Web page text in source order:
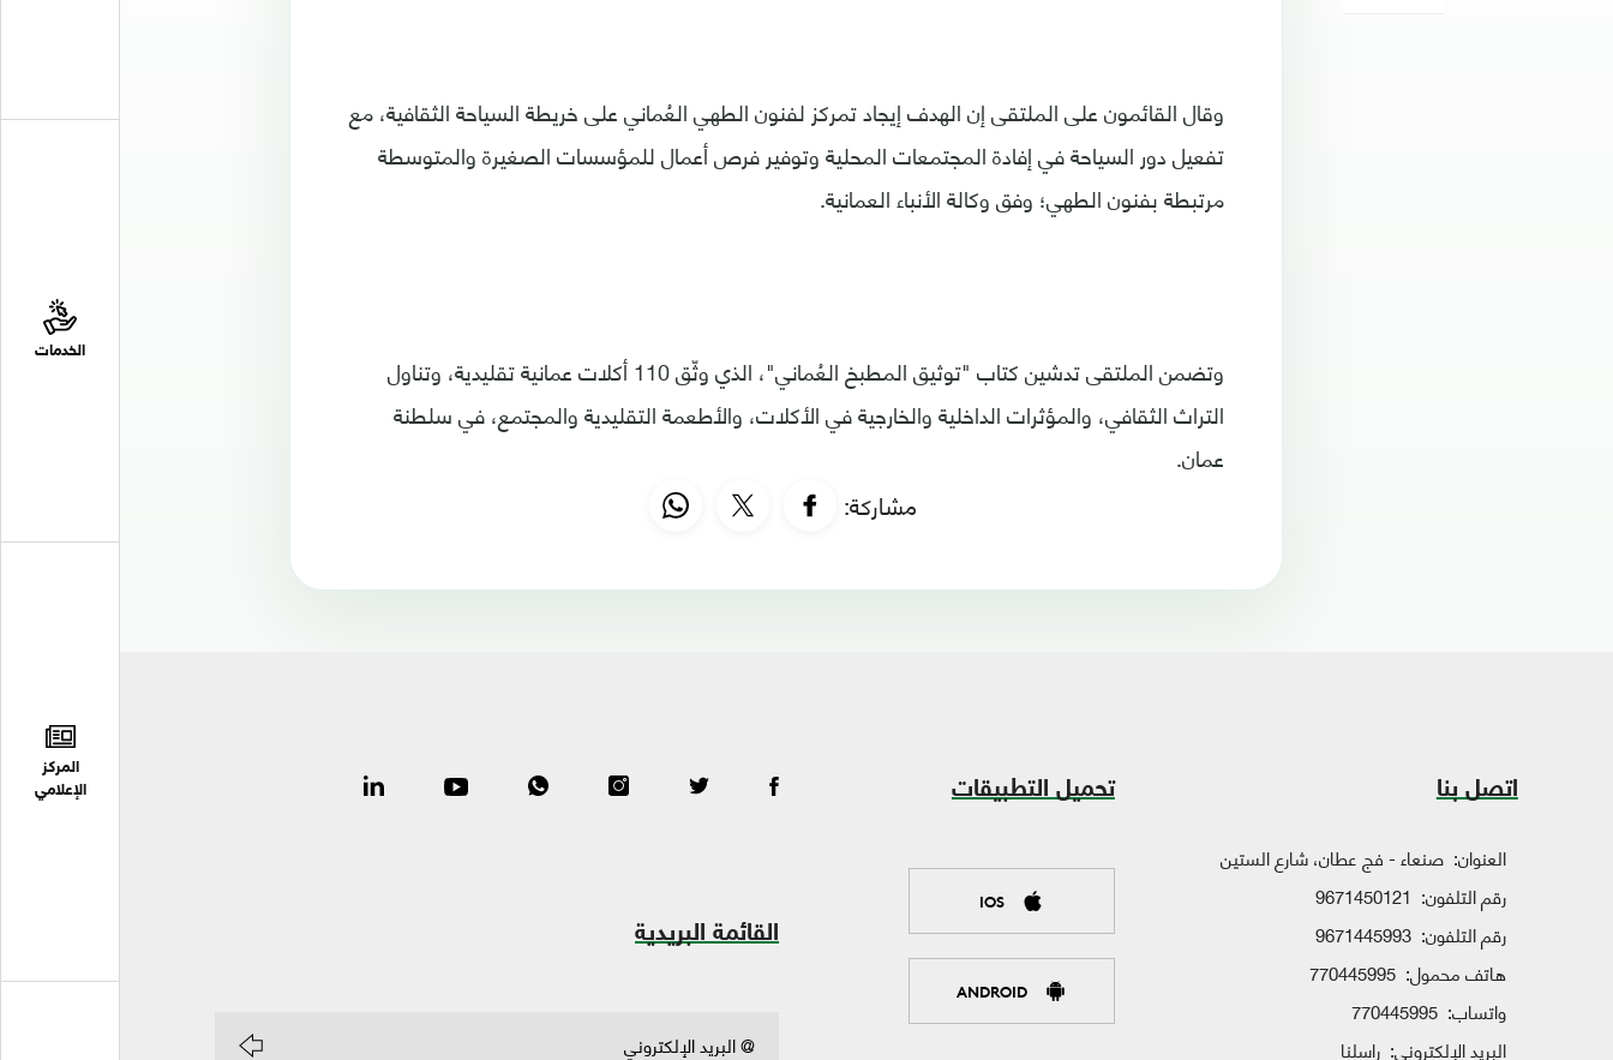
الخدمات
المركز
الإعلامي
وقال القائمون على الملتقى إن الهدف إيجاد تمركز لفنون الطهي العُماني على خريطة السياحة الثقافية، مع
تفعيل دور السياحة في إفادة المجتمعات المحلية وتوفير فرص أعمال للمؤسسات الصغيرة والمتوسطة
مرتبطة بفنون الطهي؛ وفق وكالة الأنباء العمانية.
وتضمن الملتقى تدشين كتاب "توثيق المطبخ العُماني"، الذي وثّق 110 أكلات عمانية تقليدية، وتناول
التراث الثقافي، والمؤثرات الداخلية والخارجية في الأكلات، والأطعمة التقليدية والمجتمع، في سلطنة
عمان.
مشاركة:
اتصل بنا
العنوان: صنعاء - فج عطان، شارع الستين
رقم التلفون: 9671450121
رقم التلفون: 9671445993
هاتف محمول: 770445995
واتساب: 770445995
البريد الإلكتروني: راسلنا
تحميل التطبيقات
IOS
ANDROID
القائمة البريدية